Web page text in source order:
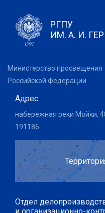
РГПУ
ИМ. А. И.
Министерство просвещения
Российской Федерации
Адрес
набережная реки Мойки,
191186
Отдел